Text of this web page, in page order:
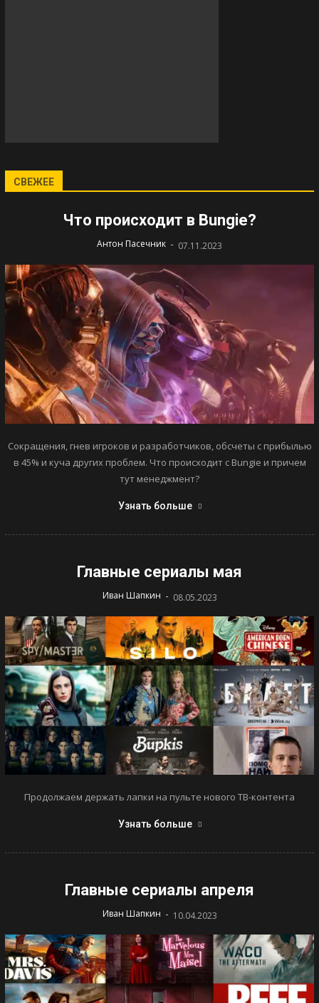
СВЕЖЕЕ
Что происходит в Bungie?
Антон Пасечник - 07.11.2023
Сокращения, гнев игроков и разработчиков, обсчеты с прибылью
в 45% и куча других проблем. Что происходит с Bungie и причем
тут менеджмент?
Узнать больше
Главные сериалы мая
Иван Шапкин - 08.05.2023
Продолжаем держать лапки на пульте нового ТВ-контента
Узнать больше
Главные сериалы апреля
Иван Шапкин - 10.04.2023